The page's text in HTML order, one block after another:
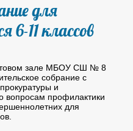
для
6-11 классов
зале МБОУ СШ № 8
собрание с
и
вопросам профилактики
для